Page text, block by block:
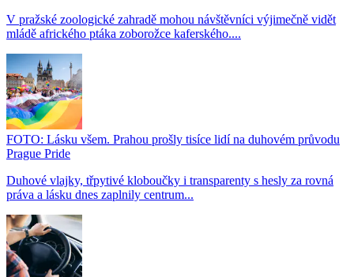
V pražské zoologické zahradě mohou návštěvníci výjimečně vidět
mládě afrického ptáka zoborožce kaferského....
FOTO: Lásku všem. Prahou prošly tisíce lidí na duhovém průvodu
Prague Pride
Duhové vlajky, třpytivé kloboučky i transparenty s hesly za rovná
práva a lásku dnes zaplnily centrum...